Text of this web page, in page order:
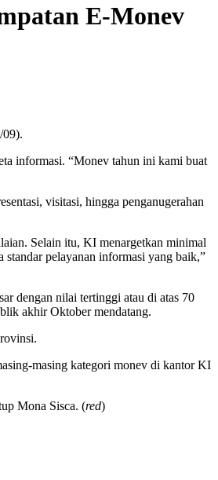
E-Monev
09).
informasi. “Monev tahun ini kami buat
visitasi, hingga penganugerahan
Selain itu, KI menargetkan minimal
pelayanan informasi yang baik,”
dengan nilai tertinggi atau di atas 70
akhir Oktober mendatang.
masing kategori monev di kantor KI
Mona Sisca. (red)